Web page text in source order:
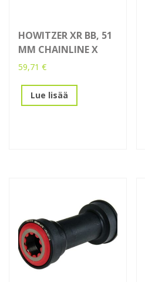
HOWITZER XR BB, 51
MM CHAINLINE X
59,71 €
Lue lisää